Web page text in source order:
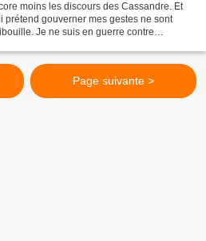
moins les discours des Cassandre. Et
prétend gouverner mes gestes ne sont
Je ne suis en guerre contre
Page suivante >